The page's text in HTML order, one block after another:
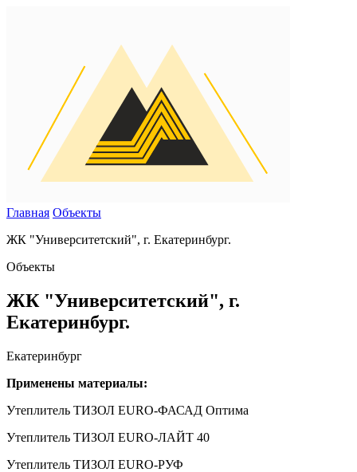
Главная Объекты
ЖК "Университетский", г. Екатеринбург.
Объекты
ЖК "Университетский", г.
Екатеринбург.
Екатеринбург
Применены материалы:
Утеплитель ТИЗОЛ EURO-ФАСАД Оптима
Утеплитель ТИЗОЛ EURO-ЛАЙТ 40
Утеплитель ТИЗОЛ EURO-РУФ